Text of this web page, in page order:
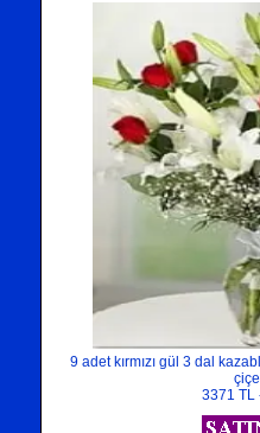
9 adet kırmızı gül 3 dal
3371 TL